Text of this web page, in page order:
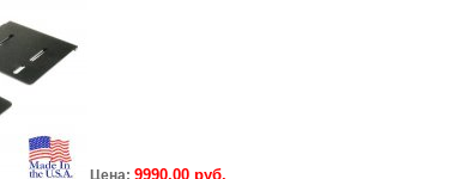
Цена: 9990.00 руб.